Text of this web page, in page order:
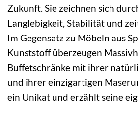
Zukunft. Sie zeichnen sich
Langlebigkeit, Stabilität und
Im Gegensatz zu Möbeln aus
Kunststoff überzeugen
Buffetschränke mit ihrer
und ihrer einzigartigen
ein Unikat und erzählt seine